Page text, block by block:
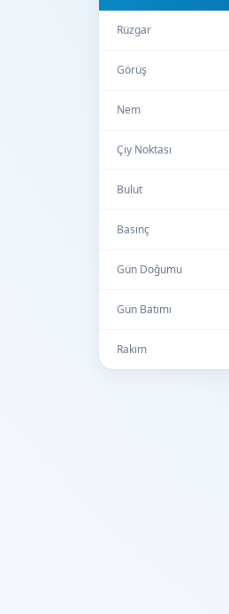
Rüzgar
Görüş
Nem
Çiy Noktası
Bulut
Basınç
Gün Doğumu
Gün Batımı
Rakım